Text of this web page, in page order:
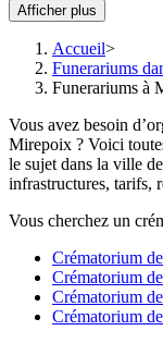
Afficher plus
Accueil
Funerariums
Funerariums à
Vous avez besoin
Mirepoix ? Voici
le sujet dans la ville
infrastructures, tarifs,
Vous cherchez un
Crématorium
Crématorium
Crématorium
Crématorium